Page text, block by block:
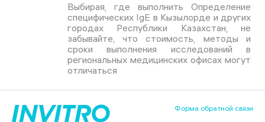
Выбирая, где выполнить Определение
специфических IgE в Кызылорде и других
городах Республики Казахстан, не
забывайте, что стоимость, методы и
сроки выполнения исследований в
региональных медицинских офисах могут
отличаться
Форма обратной связи